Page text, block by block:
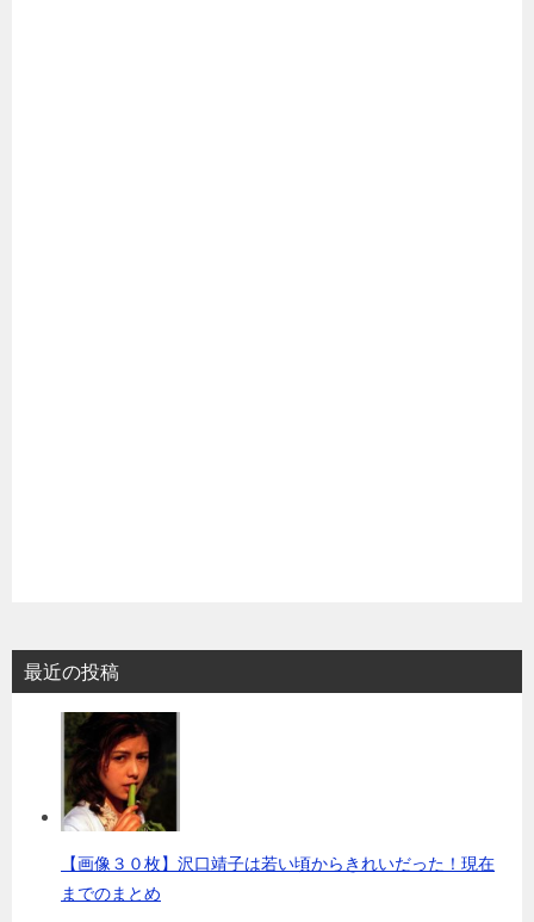
最近の投稿
【画像３０枚】沢口靖子は若い頃からきれいだった！現在
までのまとめ